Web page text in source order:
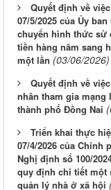
Quyết định về
07/5/2025 của Ủy
chuyển hình thức sử
tiền hàng năm sang
một lần (03/06/2026)
Quyết định về
nhân tham gia
thành phố Đồng Nai
Triển khai thực
07/4/2026 của
Nghị định số 100/
quy định chi tiết một
quản lý nhà ở xã hội